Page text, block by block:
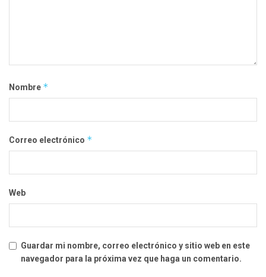
Nombre *
Correo electrónico *
Web
Guardar mi nombre, correo electrónico y sitio web en este
navegador para la próxima vez que haga un comentario.